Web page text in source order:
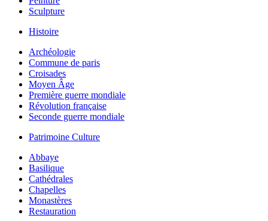
Sculpture
Histoire
Archéologie
Commune de paris
Croisades
Moyen Âge
Première guerre mondiale
Révolution française
Seconde guerre mondiale
Patrimoine Culture
Abbaye
Basilique
Cathédrales
Chapelles
Monastères
Restauration